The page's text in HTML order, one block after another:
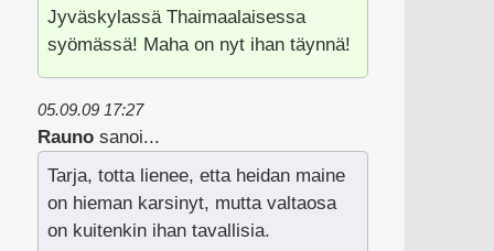
Jyväskylassä Thaimaalaisessa
syömässä! Maha on nyt ihan täynnä!
05.09.09 17:27
Raunosanoi...
Tarja, totta lienee, etta heidan maine
on hieman karsinyt, mutta valtaosa
on kuitenkin ihan tavallisia.